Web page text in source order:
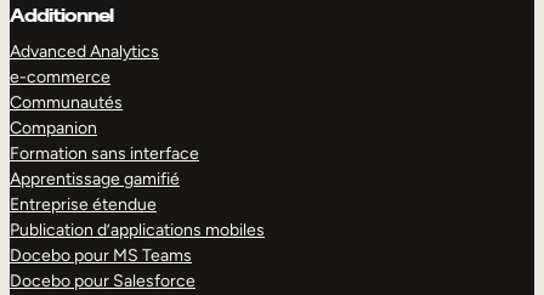
Additionnel
Advanced Analytics
e-commerce
Communautés
Companion
Formation sans interface
Apprentissage gamifié
Entreprise étendue
Publication d’applications mobiles
Docebo pour MS Teams
Docebo pour Salesforce